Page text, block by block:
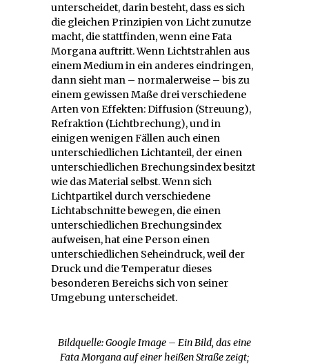
unterscheidet, darin besteht, dass es sich
die gleichen Prinzipien von Licht zunutze
macht, die stattfinden, wenn eine Fata
Morgana auftritt. Wenn Lichtstrahlen aus
einem Medium in ein anderes eindringen,
dann sieht man – normalerweise – bis zu
einem gewissen Maße drei verschiedene
Arten von Effekten: Diffusion (Streuung),
Refraktion (Lichtbrechung), und in
einigen wenigen Fällen auch einen
unterschiedlichen Lichtanteil, der einen
unterschiedlichen Brechungsindex besitzt
wie das Material selbst. Wenn sich
Lichtpartikel durch verschiedene
Lichtabschnitte bewegen, die einen
unterschiedlichen Brechungsindex
aufweisen, hat eine Person einen
unterschiedlichen Seheindruck, weil der
Druck und die Temperatur dieses
besonderen Bereichs sich von seiner
Umgebung unterscheidet.
Bildquelle: Google Image – Ein Bild, das eine
Fata Morgana auf einer heißen Straße zeigt;